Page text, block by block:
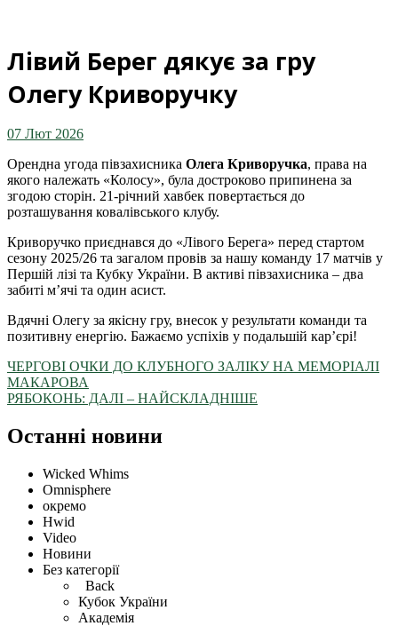
Лівий Берег дякує за гру
Олегу Криворучку
07 Лют 2026
Орендна угода півзахисника Олега Криворучка, права на
якого належать «Колосу», була достроково припинена за
згодою сторін. 21-річний хавбек повертається до
розташування ковалівського клубу.
Криворучко приєднався до «Лівого Берега» перед стартом
сезону 2025/26 та загалом провів за нашу команду 17 матчів у
Першій лізі та Кубку України. В активі півзахисника – два
забиті м’ячі та один асист.
Вдячні Олегу за якісну гру, внесок у результати команди та
позитивну енергію. Бажаємо успіхів у подальшій кар’єрі!
ЧЕРГОВІ ОЧКИ ДО КЛУБНОГО ЗАЛІКУ НА МЕМОРІАЛІ
МАКАРОВА
РЯБОКОНЬ: ДАЛІ – НАЙСКЛАДНІШЕ
Останні новини
Wicked Whims
Omnisphere
окремо
Hwid
Video
Новини
Без категорії
Back
Кубок України
Академія